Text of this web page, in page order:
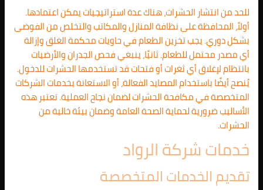
للحد من انتشار الحشرات، هناك عدة استراتيجيات يمكن اعتمادها.
أولاً، المحافظة على نظافة المنازل والمكاتب والتخلص من الفوضى
بشكل دوري. يجب تخزين الطعام في حاويات محكمة الغلق وإزالة
أي مصدر محتمل للطعام. ثانيًا، ينبغي فحص الجدران والأرضيات
بانتظام لإغلاق أي ثغرات أو فتحات قد تستخدمها الحشرات للدخول.
يُنصح أيضًا باستخدام المصايد الفعالة، أو الاستعانة بخدمات الشركات
المتخصصة في مكافحة الحشرات لضمان نجاح العملية. تعتبر هذه
الأساليب ضرورية لحماية الصحة العامة وضمان بيئة خالية من
الحشرات.
خدمات شركة الرواد
تقديم الخدمات المتخصصة